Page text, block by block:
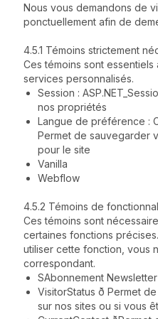
Nous vous demandons de
ponctuellement afin de
4.5.1 Témoins strictement
Ces témoins sont
services personnalisés.
Session :
nos propriétés
Langue de préférence :
Permet de sauvegarder
pour le site
Vanilla
Webflow
4.5.2 Témoins de
Ces témoins sont
certaines fonctions
utiliser cette fonction, vous
correspondant.
SAbonnement
VisitorStatus ð Permet
sur nos sites ou si vous